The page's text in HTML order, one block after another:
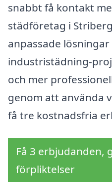
snabbt få kontakt
städföretag i
anpassade
industristädning-
och mer
genom att använda
få tre kostnadsfria
Få 3 erbjudanden,
förpliktelser